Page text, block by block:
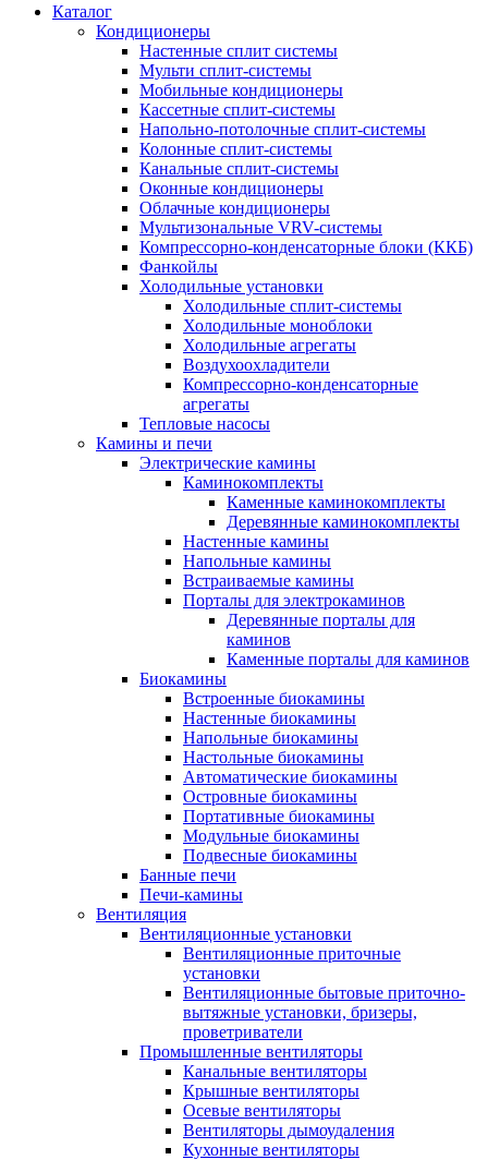
Каталог
Кондиционеры
Настенные сплит системы
Мульти сплит-системы
Мобильные кондиционеры
Кассетные сплит-системы
Напольно-потолочные сплит-системы
Колонные сплит-системы
Канальные сплит-системы
Оконные кондиционеры
Облачные кондиционеры
Мультизональные VRV-системы
Компрессорно-конденсаторные блоки (ККБ)
Фанкойлы
Холодильные установки
Холодильные сплит-системы
Холодильные моноблоки
Холодильные агрегаты
Воздухоохладители
Компрессорно-конденсаторные
агрегаты
Тепловые насосы
Камины и печи
Электрические камины
Каминокомплекты
Каменные каминокомплекты
Деревянные каминокомплекты
Настенные камины
Напольные камины
Встраиваемые камины
Порталы для электрокаминов
Деревянные порталы для
каминов
Каменные порталы для каминов
Биокамины
Встроенные биокамины
Настенные биокамины
Напольные биокамины
Настольные биокамины
Автоматические биокамины
Островные биокамины
Портативные биокамины
Модульные биокамины
Подвесные биокамины
Банные печи
Печи-камины
Вентиляция
Вентиляционные установки
Вентиляционные приточные
установки
Вентиляционные бытовые приточно-
вытяжные установки, бризеры,
проветриватели
Промышленные вентиляторы
Канальные вентиляторы
Крышные вентиляторы
Осевые вентиляторы
Вентиляторы дымоудаления
Кухонные вентиляторы